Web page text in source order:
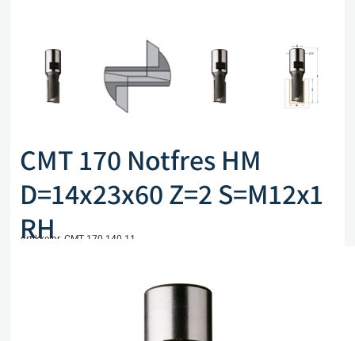
CMT 170 Notfres HM
D=14x23x60 Z=2 S=M12x1
RH
Artikkelnr. CMT 170.140.11
Legg i handlekurv